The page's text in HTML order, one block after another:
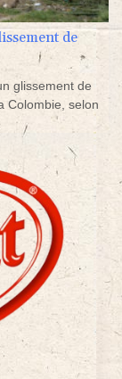
de
glissement de
Colombie, selon